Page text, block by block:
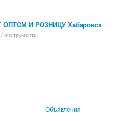
И РОЗНИЦУ Хабаровск
инструменты
Объявления